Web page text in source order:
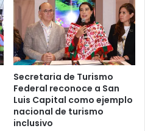
Secretaria de Turismo
Federal reconoce a San
Luis Capital como ejemplo
nacional de turismo
inclusivo